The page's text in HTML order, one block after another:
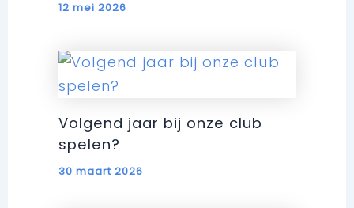
12 mei 2026
Volgend jaar bij onze club
spelen?
30 maart 2026